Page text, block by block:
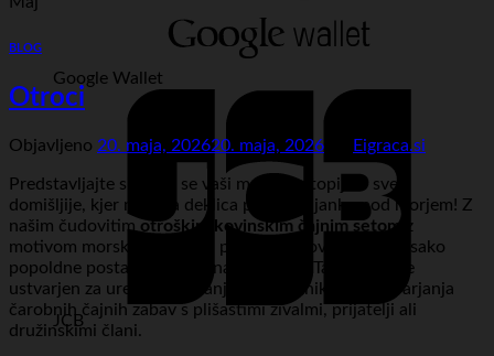
Google Wallet
JCB
BLOG
Otroci
Objavljeno 20. maja, 202620. maja, 2026 Eigraca.si
Predstavljajte si, kako se vaši malčki potopijo v svet
domišljije, kjer morska deklica prireja čajanko pod morjem! Z
našim čudovitimotroškim kovinskim čajnim setom
z
motivom morske deklice in priročnim kovčkom, bo vsako
popoldne postalo nepozabna avantura. Ta komplet je
ustvarjen za ure in ure igranja vlog, piknikov in ustvarjanja
čarobnih čajnih zabav s plišastimi živalmi, prijatelji ali
družinskimi člani.